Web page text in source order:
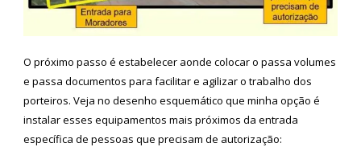
O próximo passo é estabelecer aonde colocar o passa volumes
e passa documentos para facilitar e agilizar o trabalho dos
porteiros. Veja no desenho esquemático que minha opção é
instalar esses equipamentos mais próximos da entrada
específica de pessoas que precisam de autorização: